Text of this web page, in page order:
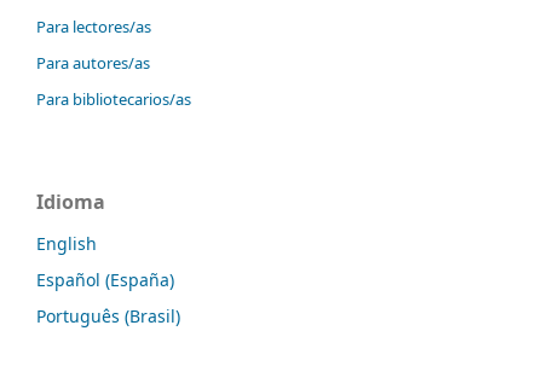
Para lectores/as
Para autores/as
Para bibliotecarios/as
Idioma
English
Español (España)
Português (Brasil)